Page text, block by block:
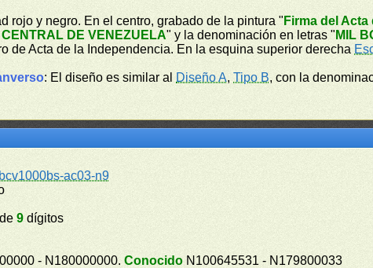
rojo y negro. En el centro, grabado de la pintura " Firma del
CENTRAL DE VENEZUELA" y la denominación en letras " MIL
de Acta de la Independencia. En la esquina superior derecha
: El diseño es similar al Diseño A,Tipo B, con la
ac03-n9
9 dígitos
- N180000000.Conocido N100645531 - N179800033